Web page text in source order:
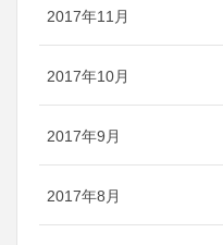
2017年11月
2017年10月
2017年9月
2017年8月